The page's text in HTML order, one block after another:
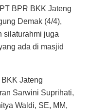
BPR BKK Jateng
Demak (4/4),
silaturahmi juga
ada di masjid
Jateng
Sarwini Suprihati,
Waldi, SE, MM,